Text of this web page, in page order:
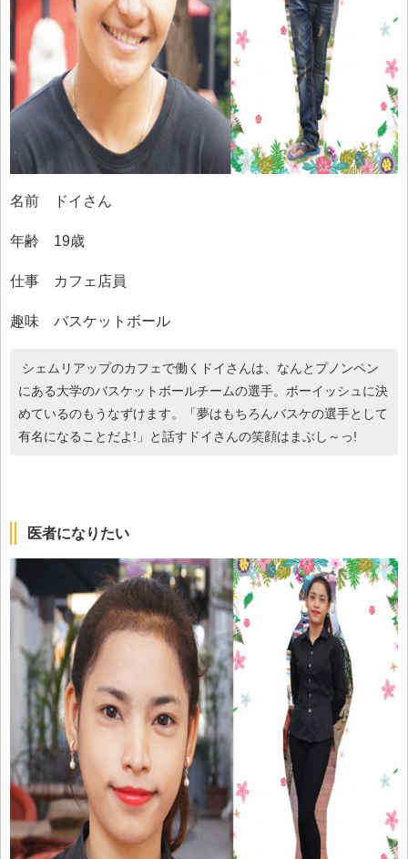
名前 ドイさん
年齢 19歳
仕事 カフェ店員
趣味 バスケットボール
シェムリアップのカフェで働くドイさんは、なんとプノンペン
にある大学のバスケットボールチームの選手。ボーイッシュに決
めているのもうなずけます。「夢はもちろんバスケの選手として
有名になることだよ!」と話すドイさんの笑顔はまぶし～っ!
医者になりたい